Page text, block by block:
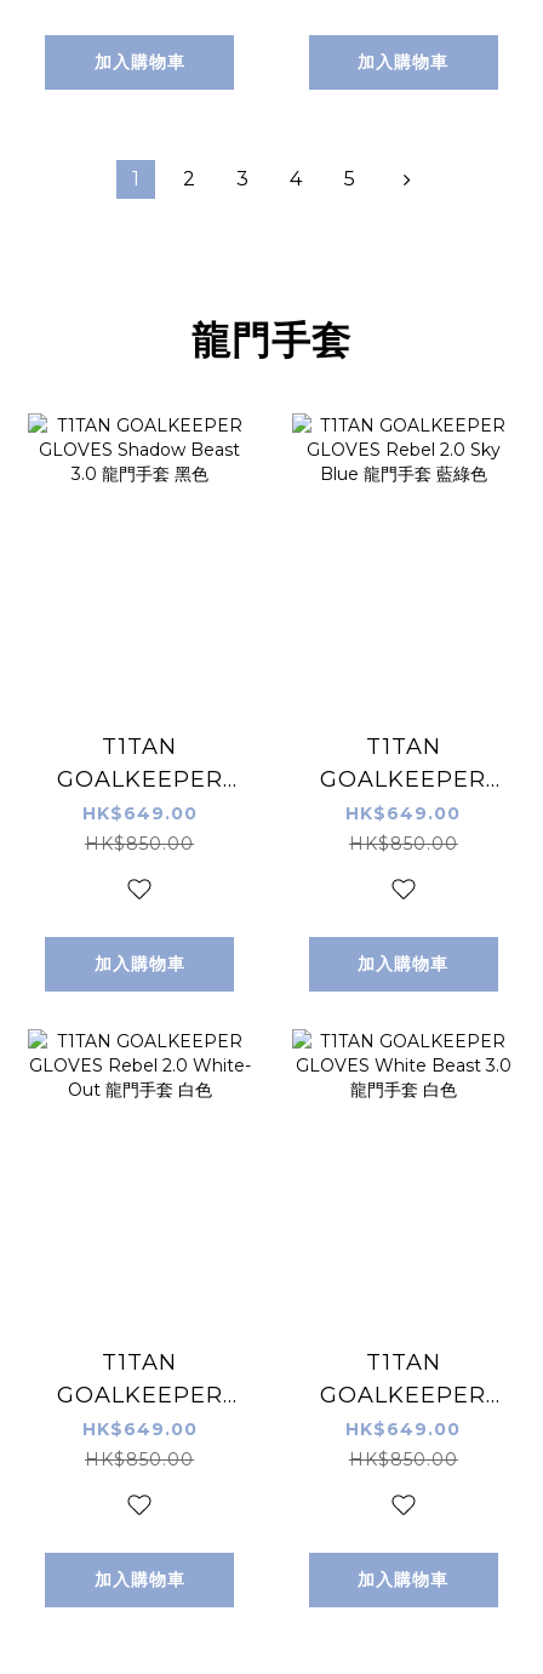
加入購物車 加入購物車
1 2 3 4 5
龍門手套
T1TAN
GOALKEEPER
GLOVES Shadow
Beast 3.0 龍門手
套 黑色
HK$649.00
HK$850.00
加入購物車
T1TAN
GOALKEEPER
GLOVES Rebel
2.0 Sky Blue 龍門
手套 藍綠色
HK$649.00
HK$850.00
加入購物車
T1TAN
GOALKEEPER
GLOVES Rebel
2.0 White-Out 龍
門手套 白色
HK$649.00
HK$850.00
加入購物車
T1TAN
GOALKEEPER
GLOVES White
Beast 3.0 龍門手
套 白色
HK$649.00
HK$850.00
加入購物車